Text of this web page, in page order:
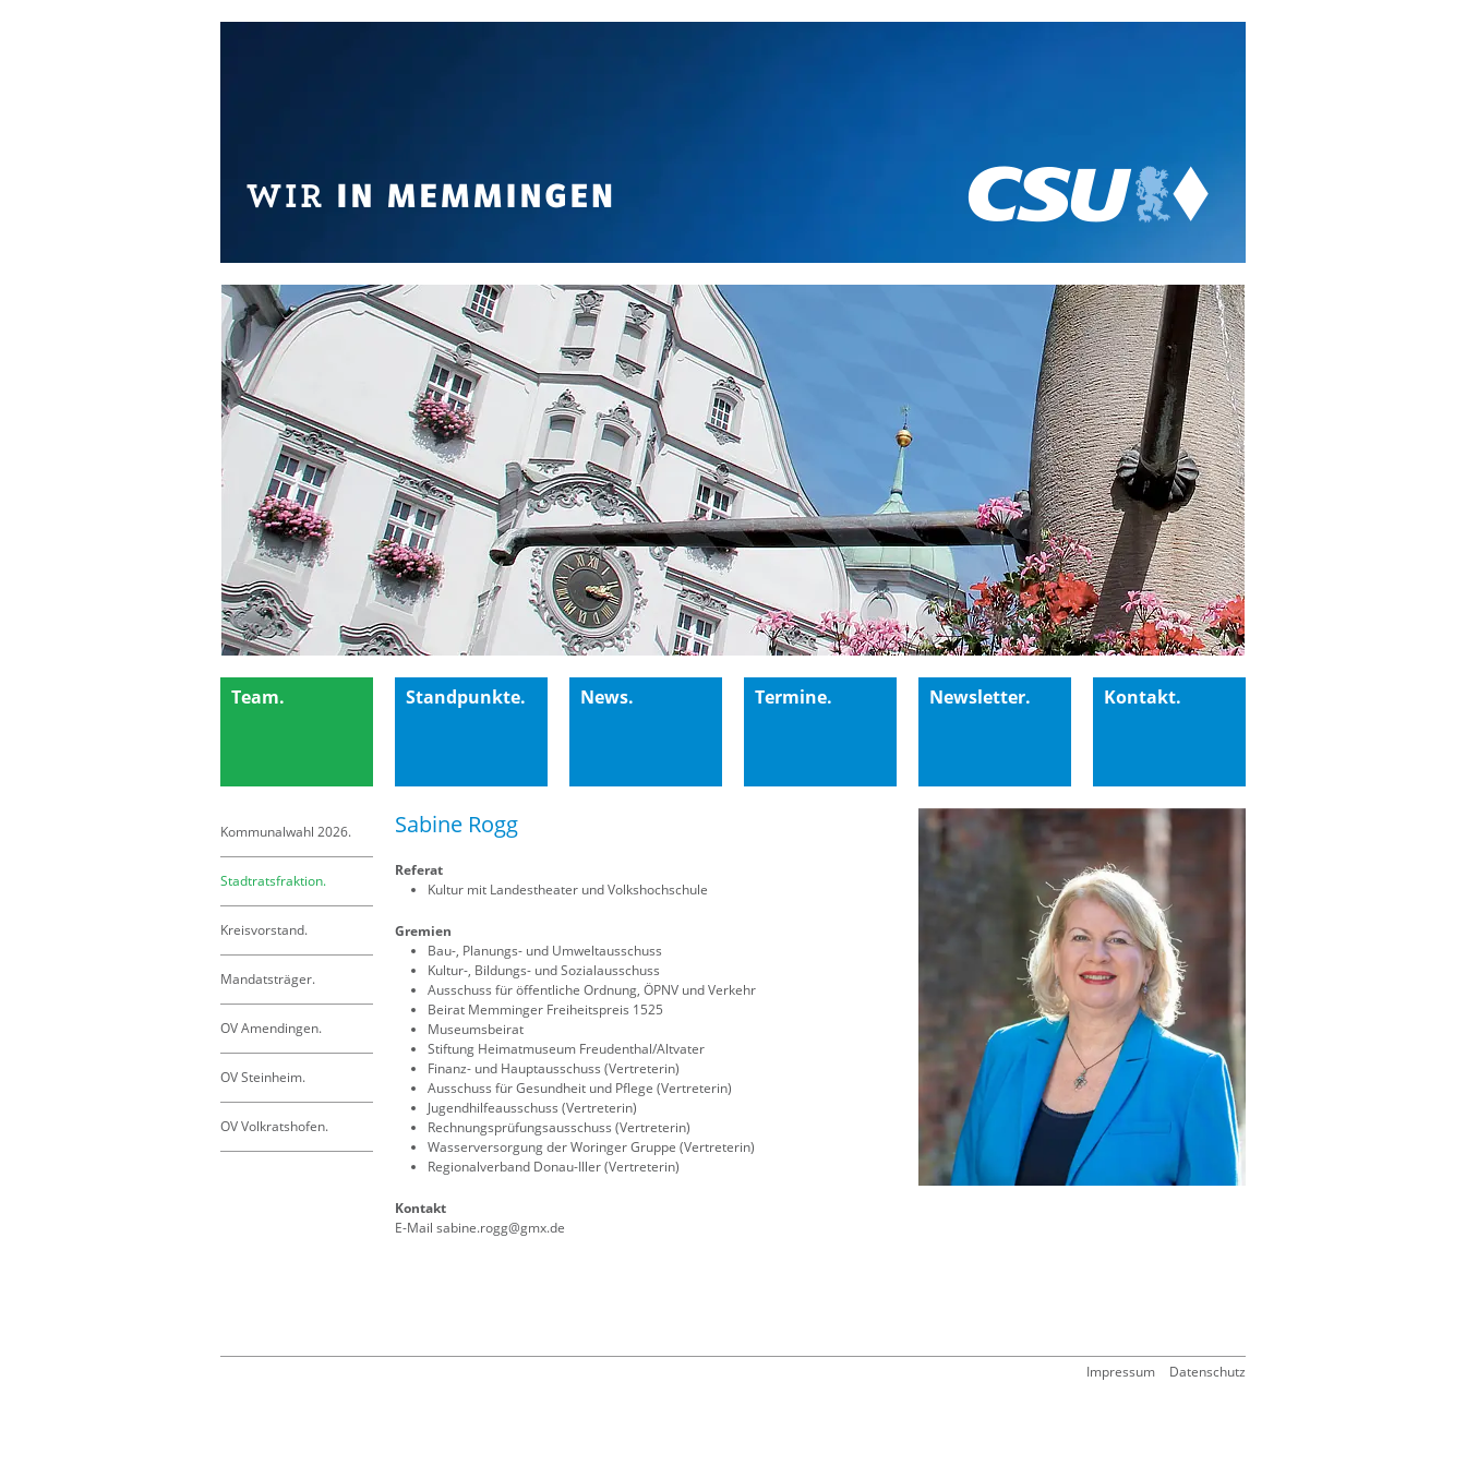
Team. Standpunkte. News. Termine. Newsletter. Kontakt.
Kommunalwahl 2026.
Stadtratsfraktion.
Kreisvorstand.
Mandatsträger.
OV Amendingen.
OV Steinheim.
OV Volkratshofen.
Sabine Rogg
Referat
Kultur mit Landestheater und Volkshochschule
Gremien
Bau-, Planungs- und Umweltausschuss
Kultur-, Bildungs- und Sozialausschuss
Ausschuss für öffentliche Ordnung, ÖPNV und Verkehr
Beirat Memminger Freiheitspreis 1525
Museumsbeirat
Stiftung Heimatmuseum Freudenthal/Altvater
Finanz- und Hauptausschuss (Vertreterin)
Ausschuss für Gesundheit und Pflege (Vertreterin)
Jugendhilfeausschuss (Vertreterin)
Rechnungsprüfungsausschuss (Vertreterin)
Wasserversorgung der Woringer Gruppe (Vertreterin)
Regionalverband Donau-Iller (Vertreterin)
Kontakt
E-Mail sabine.rogg@gmx.de
Impressum Datenschutz